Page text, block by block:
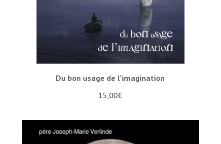
Du bon usage de l'imagination
15,00€